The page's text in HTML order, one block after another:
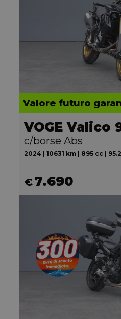
Valore futuro
VOGE Valico
c/borse Abs
2024 | 10631 km | 895 cc |
€7.690